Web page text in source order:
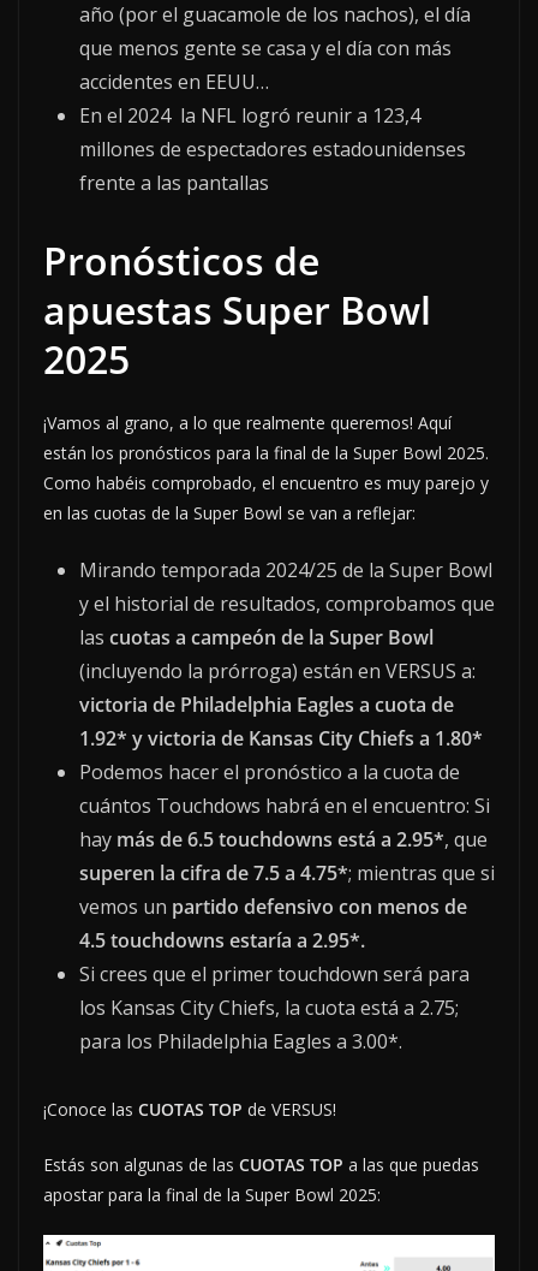
año (por el guacamole de los nachos), el día
que menos gente se casa y el día con más
accidentes en EEUU…
En el 2024 la NFL logró reunir a 123,4
millones de espectadores estadounidenses
frente a las pantallas
Pronósticos de
apuestas Super Bowl
2025
¡Vamos al grano, a lo que realmente queremos! Aquí
están los pronósticos para la final de la Super Bowl 2025.
Como habéis comprobado, el encuentro es muy parejo y
en las cuotas de la Super Bowl se van a reflejar:
Mirando temporada 2024/25 de la Super Bowl
y el historial de resultados, comprobamos que
las cuotas a campeón de la Super Bowl
(incluyendo la prórroga) están en VERSUS a:
victoria de Philadelphia Eagles a cuota de
1.92* y victoria de Kansas City Chiefs a 1.80*
Podemos hacer el pronóstico a la cuota de
cuántos Touchdows habrá en el encuentro: Si
hay más de 6.5 touchdowns está a 2.95*, que
superen la cifra de 7.5 a 4.75*; mientras que si
vemos un partido defensivo con menos de
4.5 touchdowns estaría a 2.95*.
Si crees que el primer touchdown será para
los Kansas City Chiefs, la cuota está a 2.75;
para los Philadelphia Eagles a 3.00*.
¡Conoce las CUOTAS TOP de VERSUS!
Estás son algunas de las CUOTAS TOP a las que puedas
apostar para la final de la Super Bowl 2025: